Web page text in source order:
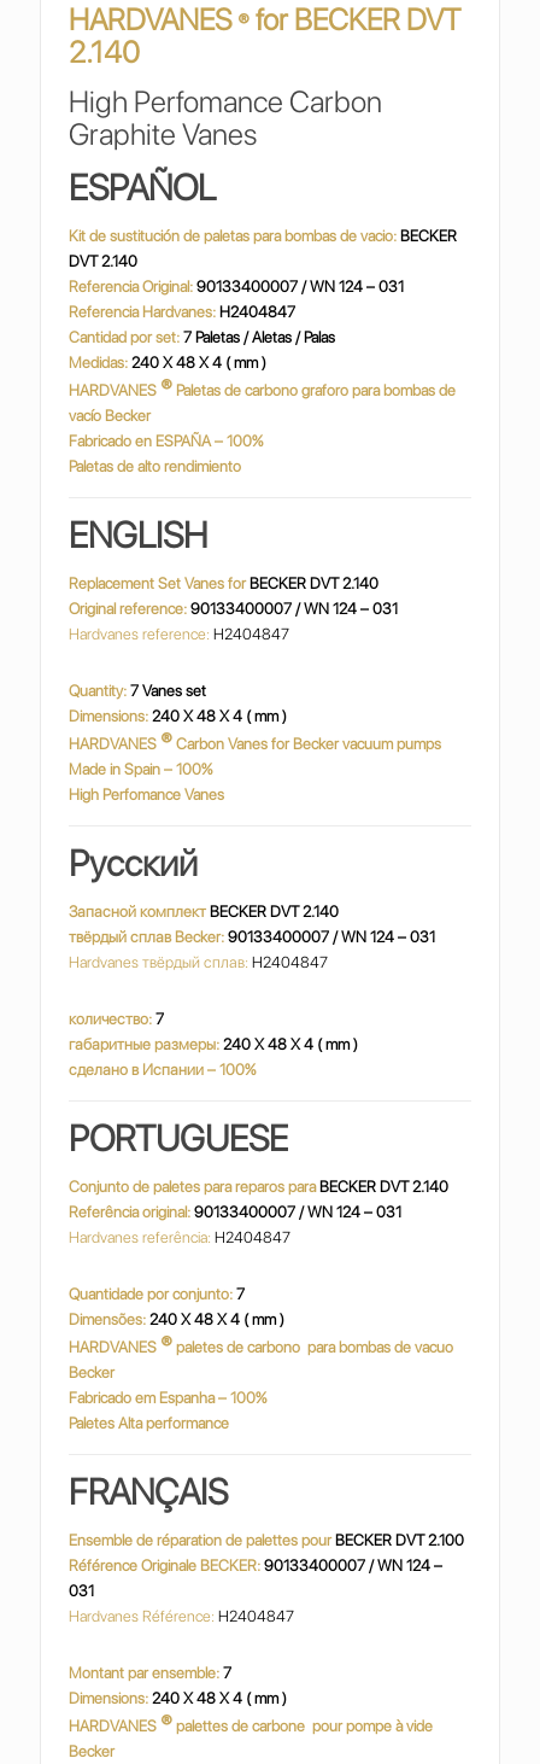
HARDVANES ® forBECKER DVT
2.140
High Perfomance Carbon
Graphite Vanes
ESPAÑOL
Kit de sustitución de paletas para bombas de vacio: BECKER
DVT 2.140
Referencia Original: 90133400007 / WN 124 – 031
Referencia Hardvanes: H2404847
Cantidad por set:7 Paletas / Aletas / Palas
Medidas: 240 X 48 X 4 ( mm )
HARDVANES ® Paletas de carbono graforo para bombas de
vacío Becker
Fabricado en ESPAÑA – 100%
Paletas de alto rendimiento
ENGLISH
Replacement Set Vanes for BECKER DVT 2.140
Original reference: 90133400007 / WN 124 – 031
Hardvanes reference: H2404847
Quantity: 7 Vanes set
Dimensions:240 X 48 X 4 ( mm )
HARDVANES ® Carbon Vanes for Becker vacuum pumps
Made in Spain – 100%
High Perfomance Vanes
Русский
Запасной комплект BECKER DVT 2.140
твёрдый сплав Becker: 90133400007 / WN 124 – 031
Hardvanes твёрдый сплав: H2404847
количество: 7
габаритные размеры:240 X 48 X 4 ( mm )
сделано в Испании – 100%
PORTUGUESE
Conjunto de paletes para reparos para BECKER DVT 2.140
Referência original: 90133400007 / WN 124 – 031
Hardvanes referência: H2404847
Quantidade por conjunto: 7
Dimensões:240 X 48 X 4 ( mm )
HARDVANES ® paletes de carbono para bombas de vacuo
Becker
Fabricado em Espanha – 100%
Paletes Alta performance
FRANÇAIS
Ensemble de réparation de palettes pour BECKER DVT 2.100
Référence Originale BECKER: 90133400007 / WN 124 –
031
Hardvanes Référence: H2404847
Montant par ensemble: 7
Dimensions:240 X 48 X 4 ( mm )
HARDVANES ® palettes de carbone pour pompe à vide
Becker